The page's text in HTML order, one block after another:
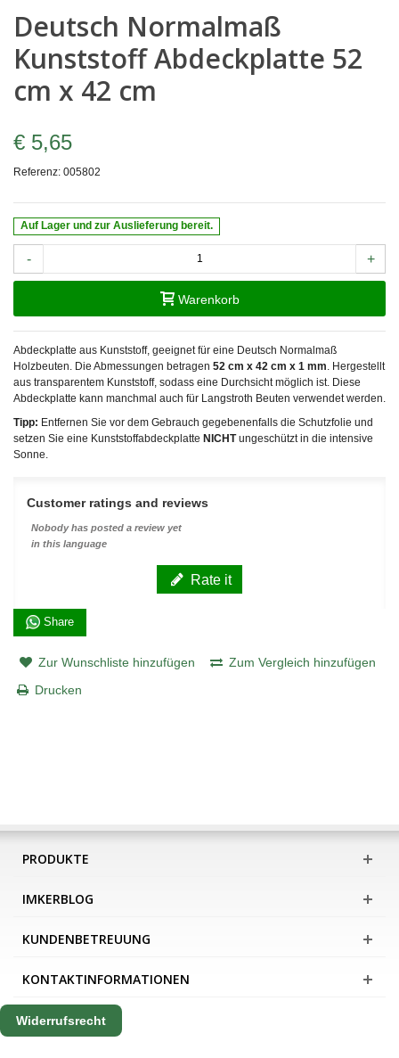
Deutsch Normalmaß
Kunststoff Abdeckplatte 52
cm x 42 cm
€ 5,65
Referenz: 005802
Auf Lager und zur Auslieferung bereit.
- +
Warenkorb
Abdeckplatte aus Kunststoff, geeignet für eine Deutsch Normalmaß
Holzbeuten. Die Abmessungen betragen 52 cm x 42 cm x 1 mm . Hergestellt
aus transparentem Kunststoff, sodass eine Durchsicht möglich ist. Diese
Abdeckplatte kann manchmal auch für Langstroth Beuten verwendet werden.
Tipp: Entfernen Sie vor dem Gebrauch gegebenenfalls die Schutzfolie und
setzen Sie eine Kunststoffabdeckplatte NICHTungeschützt in die intensive
Sonne.
Customer ratings and reviews
Nobody has posted a review yet
in this language
Rate it
Share
Zur Wunschliste hinzufügen
Zum Vergleich hinzufügen
Drucken
PRODUKTE
IMKERBLOG
KUNDENBETREUUNG
KONTAKTINFORMATIONEN
Widerrufsrecht